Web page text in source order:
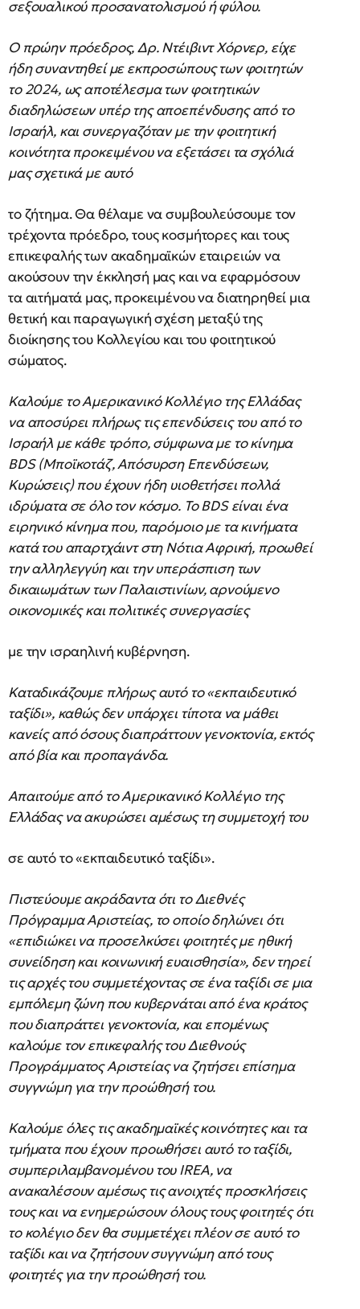
σεξουαλικού προσανατολισμού ή φύλου.
Ο πρώην πρόεδρος, Δρ. Ντέιβιντ Χόρνερ, είχε
ήδη συναντηθεί με εκπροσώπους των φοιτητών
το 2024, ως αποτέλεσμα των φοιτητικών
διαδηλώσεων υπέρ της αποεπένδυσης από το
Ισραήλ, και συνεργαζόταν με την φοιτητική
κοινότητα προκειμένου να εξετάσει τα σχόλιά
μας σχετικά με αυτό
το ζήτημα. Θα θέλαμε να συμβουλεύσουμε τον
τρέχοντα πρόεδρο, τους κοσμήτορες και τους
επικεφαλής των ακαδημαϊκών εταιρειών να
ακούσουν την έκκλησή μας και να εφαρμόσουν
τα αιτήματά μας, προκειμένου να διατηρηθεί μια
θετική και παραγωγική σχέση μεταξύ της
διοίκησης του Κολλεγίου και του φοιτητικού
σώματος.
Καλούμε το Αμερικανικό Κολλέγιο της Ελλάδας
να αποσύρει πλήρως τις επενδύσεις του από το
Ισραήλ με κάθε τρόπο, σύμφωνα με το κίνημα
BDS (Μποϊκοτάζ, Απόσυρση Επενδύσεων,
Κυρώσεις) που έχουν ήδη υιοθετήσει πολλά
ιδρύματα σε όλο τον κόσμο. Το BDS είναι ένα
ειρηνικό κίνημα που, παρόμοιο με τα κινήματα
κατά του απαρτχάιντ στη Νότια Αφρική, προωθεί
την αλληλεγγύη και την υπεράσπιση των
δικαιωμάτων των Παλαιστινίων, αρνούμενο
οικονομικές και πολιτικές συνεργασίες
με την ισραηλινή κυβέρνηση.
Καταδικάζουμε πλήρως αυτό το «εκπαιδευτικό
ταξίδι», καθώς δεν υπάρχει τίποτα να μάθει
κανείς από όσους διαπράττουν γενοκτονία, εκτός
από βία και προπαγάνδα.
Απαιτούμε από το Αμερικανικό Κολλέγιο της
Ελλάδας να ακυρώσει αμέσως τη συμμετοχή του
σε αυτό το «εκπαιδευτικό ταξίδι».
Πιστεύουμε ακράδαντα ότι το Διεθνές
Πρόγραμμα Αριστείας, το οποίο δηλώνει ότι
«επιδιώκει να προσελκύσει φοιτητές με ηθική
συνείδηση και κοινωνική ευαισθησία», δεν τηρεί
τις αρχές του συμμετέχοντας σε ένα ταξίδι σε μια
εμπόλεμη ζώνη που κυβερνάται από ένα κράτος
που διαπράττει γενοκτονία, και επομένως
καλούμε τον επικεφαλής του Διεθνούς
Προγράμματος Αριστείας να ζητήσει επίσημα
συγγνώμη για την προώθησή του.
Καλούμε όλες τις ακαδημαϊκές κοινότητες και τα
τμήματα που έχουν προωθήσει αυτό το ταξίδι,
συμπεριλαμβανομένου του IREA, να
ανακαλέσουν αμέσως τις ανοιχτές προσκλήσεις
τους και να ενημερώσουν όλους τους φοιτητές ότι
το κολέγιο δεν θα συμμετέχει πλέον σε αυτό το
ταξίδι και να ζητήσουν συγγνώμη από τους
φοιτητές για την προώθησή του.